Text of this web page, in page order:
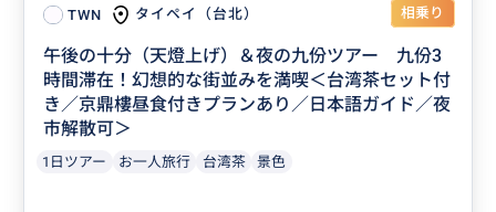
TWN タイペイ（台北） 相乗り
午後の十分（天燈上げ）＆夜の九份ツアー 九份3
時間滞在！幻想的な街並みを満喫＜台湾茶セット付
き／京鼎樓昼食付きプランあり／日本語ガイド／夜
市解散可＞
1日ツアー お一人旅行 台湾茶 景色